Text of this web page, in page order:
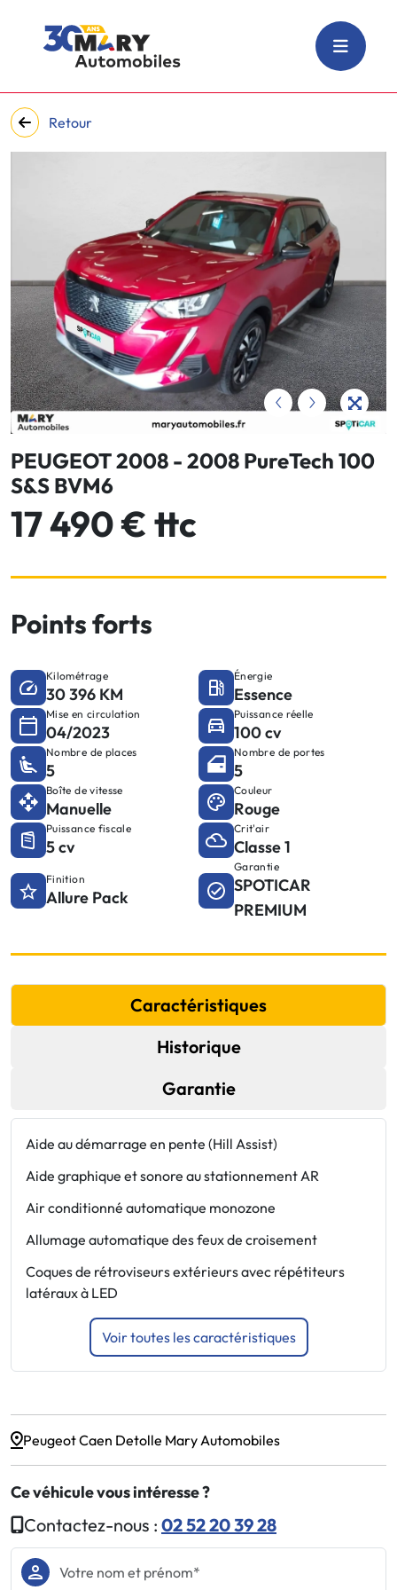
Retour
‹ ›
PEUGEOT 2008 - 2008 PureTech 100
S&S BVM6
17 490 € ttc
Points forts
Kilométrage
30 396 KM
Énergie
Essence
Mise en circulation
04/2023
Puissance réelle
100 cv
Nombre de places
5
Nombre de portes
5
Boîte de vitesse
Manuelle
Couleur
Rouge
Puissance fiscale
5 cv
Crit'air
Classe 1
Finition
Allure Pack
Garantie
SPOTICAR
PREMIUM
Caractéristiques
Historique
Garantie
Aide au démarrage en pente (Hill Assist)
Aide graphique et sonore au stationnement AR
Air conditionné automatique monozone
Allumage automatique des feux de croisement
Coques de rétroviseurs extérieurs avec répétiteurs
latéraux à LED
Voir toutes les caractéristiques
Peugeot Caen Detolle Mary Automobiles
Ce véhicule vous intéresse ?
Contactez-nous : 02 52 20 39 28